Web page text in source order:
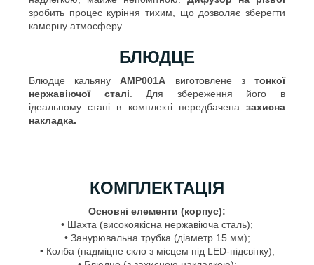
зробить процес куріння тихим, що дозволяє зберегти
камерну атмосферу.
БЛЮДЦЕ
Блюдце кальянуAMP001A виготовлене зтонкої
нержавіючої сталі . Для збереження його в
ідеальному стані в комплекті передбаченазахисна
накладка.
КОМПЛЕКТАЦІЯ
Основні елементи (корпус):
• Шахта (високоякісна нержавіюча сталь);
• Занурювальна трубка (діаметр 15 мм);
• Колба (надміцне скло з місцем під LED-підсвітку);